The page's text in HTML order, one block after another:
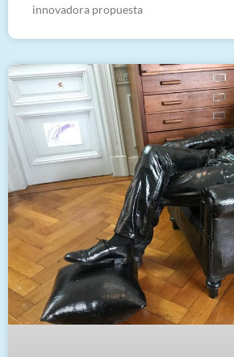
innovadora propuesta